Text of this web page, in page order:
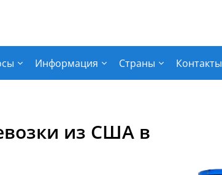
из США в
Информация Страны Контакты